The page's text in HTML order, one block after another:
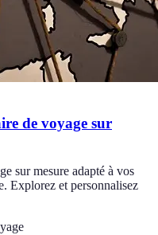
de voyage sur
sur mesure adapté à vos
Explorez et personnalisez